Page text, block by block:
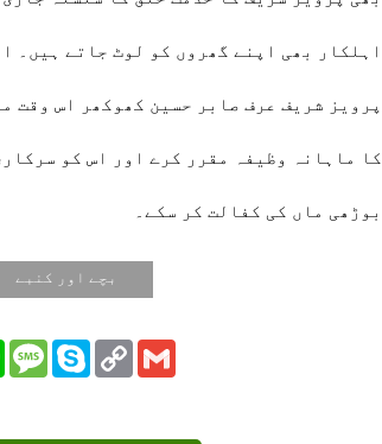
اہلکار بھی اپنے گھروں کو لوٹ جاتے ہیں۔
پرویز شریف عرف صابر حسین کھوکھر اس وقت
کا ماہانہ وظیفہ مقرر کرے اور اس کو
بوڑھی ماں کی کفالت کر سکے۔
بچے اور کنبے
Line Message
SkypeCopy
Link
Gmail